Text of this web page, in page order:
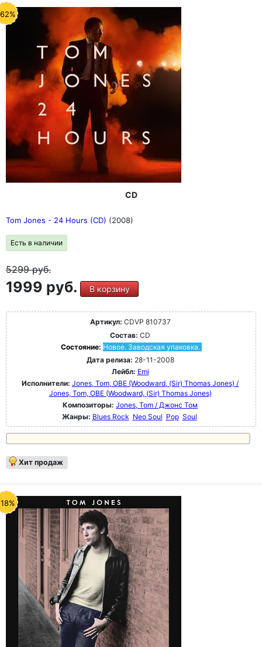
CD
Tom Jones - 24 Hours (CD) (2008)
Есть в наличии
5299руб.
1999 руб. В корзину
Артикул: CDVP 810737
Состав: CD
Состояние: Новое. Заводская упаковка.
Дата релиза: 28-11-2008
Лейбл: Emi
Исполнители: Jones, Tom, OBE (Woodward, (Sir) Thomas Jones) /
Jones, Tom, OBE (Woodward, (Sir) Thomas Jones)
Композиторы: Jones, Tom / Джонс Том
Жанры: Blues Rock Neo Soul Pop Soul
Хит продаж